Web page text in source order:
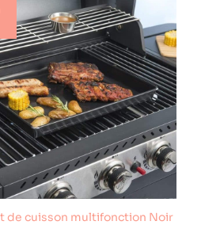
de cuisson multifonction Noir